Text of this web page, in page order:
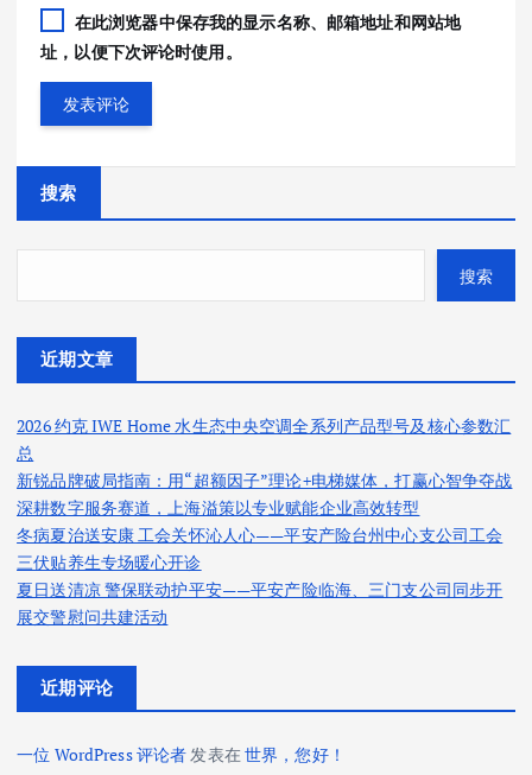
在此浏览器中保存我的显示名称、邮箱地址和网站地
址，以便下次评论时使用。
搜索
搜索
近期文章
2026 约克 IWE Home 水生态中央空调全系列产品型号及核心参数汇
总
新锐品牌破局指南：用“超额因子”理论+电梯媒体，打赢心智争夺战
深耕数字服务赛道，上海溢策以专业赋能企业高效转型
冬病夏治送安康 工会关怀沁人心——平安产险台州中心支公司工会
三伏贴养生专场暖心开诊
夏日送清凉 警保联动护平安——平安产险临海、三门支公司同步开
展交警慰问共建活动
近期评论
一位 WordPress 评论者发表在世界，您好！